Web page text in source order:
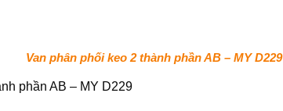
Van phân phối keo 2 thành phần AB – MY D229